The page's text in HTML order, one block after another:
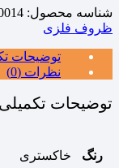
شناسه محصول:
ظروف فلزی
توضیحات
نظرات (0)
توضیحات تکمیلی
رنگ خاکستری